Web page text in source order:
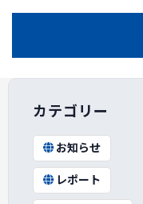
カテゴリー
お知らせ
レポート